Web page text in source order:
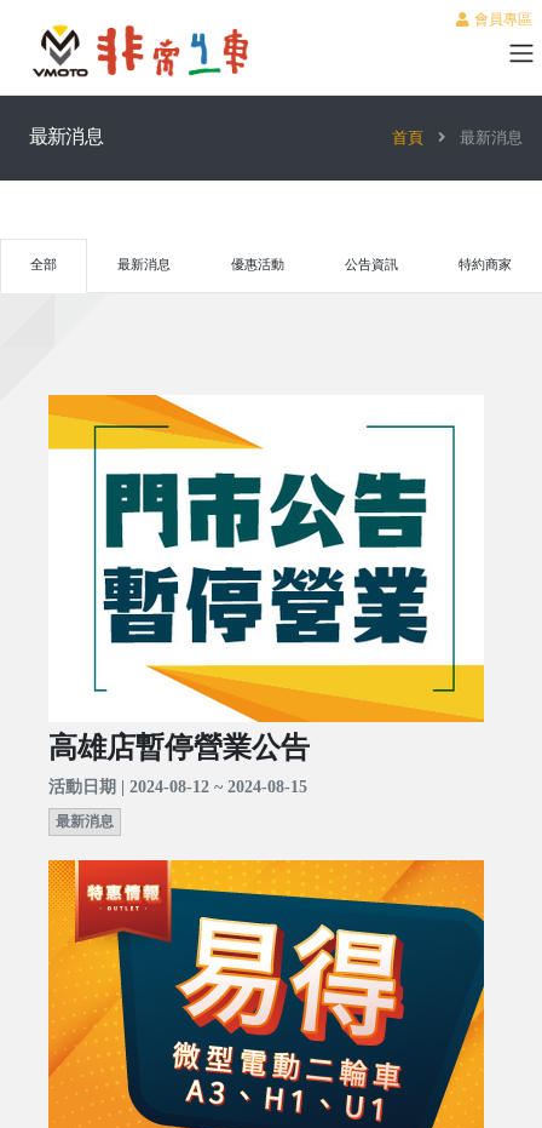
會員專區
最新消息 首頁 最新消息
全部 最新消息 優惠活動 公告資訊 特約商家
高雄店暫停營業公告
活動日期 | 2024-08-12 ~ 2024-08-15
最新消息